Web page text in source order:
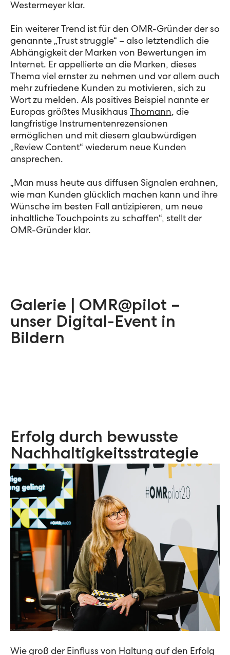
Westermeyer klar.
Ein weiterer Trend ist für den OMR-Gründer der so
genannte „Trust struggle“ – also letztendlich die
Abhängigkeit der Marken von Bewertungen im
Internet. Er appellierte an die Marken, dieses
Thema viel ernster zu nehmen und vor allem auch
mehr zufriedene Kunden zu motivieren, sich zu
Wort zu melden. Als positives Beispiel nannte er
Europas größtes Musikhaus Thomann, die
langfristige Instrumentenrezensionen
ermöglichen und mit diesem glaubwürdigen
„Review Content“ wiederum neue Kunden
ansprechen.
„Man muss heute aus diffusen Signalen erahnen,
wie man Kunden glücklich machen kann und ihre
Wünsche im besten Fall antizipieren, um neue
inhaltliche Touchpoints zu schaffen“, stellt der
OMR-Gründer klar.
Galerie | OMR@pilot –
unser Digital-Event in
Bildern
Erfolg durch bewusste
Nachhaltigkeitsstrategie
Wie groß der Einfluss von Haltung auf den Erfolg